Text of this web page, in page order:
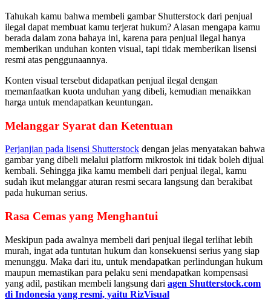
Tahukah kamu bahwa membeli gambar Shutterstock dari penjual
ilegal dapat membuat kamu terjerat hukum? Alasan mengapa kamu
berada dalam zona bahaya ini, karena para penjual ilegal hanya
memberikan unduhan konten visual, tapi tidak memberikan lisensi
resmi atas penggunaannya.
Konten visual tersebut didapatkan penjual ilegal dengan
memanfaatkan kuota unduhan yang dibeli, kemudian menaikkan
harga untuk mendapatkan keuntungan.
Melanggar Syarat dan Ketentuan
Perjanjian pada lisensi Shutterstock dengan jelas menyatakan bahwa
gambar yang dibeli melalui platform mikrostok ini tidak boleh dijual
kembali. Sehingga jika kamu membeli dari penjual ilegal, kamu
sudah ikut melanggar aturan resmi secara langsung dan berakibat
pada hukuman serius.
Rasa Cemas yang Menghantui
Meskipun pada awalnya membeli dari penjual ilegal terlihat lebih
murah, ingat ada tuntutan hukum dan konsekuensi serius yang siap
menunggu. Maka dari itu, untuk mendapatkan perlindungan hukum
maupun memastikan para pelaku seni mendapatkan kompensasi
yang adil, pastikan membeli langsung dari agen Shutterstock.com
di Indonesia yang resmi, yaitu RizVisual